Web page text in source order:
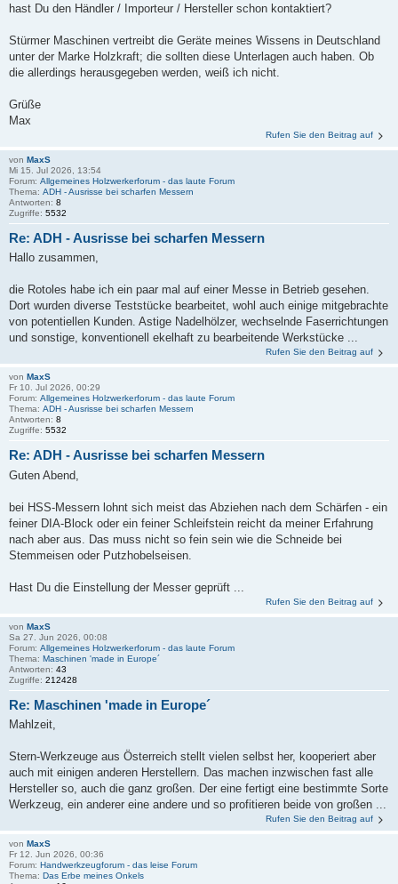
hast Du den Händler / Importeur / Hersteller schon kontaktiert?
Stürmer Maschinen vertreibt die Geräte meines Wissens in Deutschland
unter der Marke Holzkraft; die sollten diese Unterlagen auch haben. Ob
die allerdings herausgegeben werden, weiß ich nicht.
Grüße
Max
Rufen Sie den Beitrag auf
von MaxS
Mi 15. Jul 2026, 13:54
Forum: Allgemeines Holzwerkerforum - das laute Forum
Thema: ADH - Ausrisse bei scharfen Messern
Antworten: 8
Zugriffe: 5532
Re: ADH - Ausrisse bei scharfen Messern
Hallo zusammen,
die Rotoles habe ich ein paar mal auf einer Messe in Betrieb gesehen.
Dort wurden diverse Teststücke bearbeitet, wohl auch einige mitgebrachte
von potentiellen Kunden. Astige Nadelhölzer, wechselnde Faserrichtungen
und sonstige, konventionell ekelhaft zu bearbeitende Werkstücke ...
Rufen Sie den Beitrag auf
von MaxS
Fr 10. Jul 2026, 00:29
Forum: Allgemeines Holzwerkerforum - das laute Forum
Thema: ADH - Ausrisse bei scharfen Messern
Antworten: 8
Zugriffe: 5532
Re: ADH - Ausrisse bei scharfen Messern
Guten Abend,
bei HSS-Messern lohnt sich meist das Abziehen nach dem Schärfen - ein
feiner DIA-Block oder ein feiner Schleifstein reicht da meiner Erfahrung
nach aber aus. Das muss nicht so fein sein wie die Schneide bei
Stemmeisen oder Putzhobelseisen.
Hast Du die Einstellung der Messer geprüft ...
Rufen Sie den Beitrag auf
von MaxS
Sa 27. Jun 2026, 00:08
Forum: Allgemeines Holzwerkerforum - das laute Forum
Thema: Maschinen 'made in Europe´
Antworten: 43
Zugriffe: 212428
Re: Maschinen 'made in Europe´
Mahlzeit,
Stern-Werkzeuge aus Österreich stellt vielen selbst her, kooperiert aber
auch mit einigen anderen Herstellern. Das machen inzwischen fast alle
Hersteller so, auch die ganz großen. Der eine fertigt eine bestimmte Sorte
Werkzeug, ein anderer eine andere und so profitieren beide von großen ...
Rufen Sie den Beitrag auf
von MaxS
Fr 12. Jun 2026, 00:36
Forum: Handwerkzeugforum - das leise Forum
Thema: Das Erbe meines Onkels